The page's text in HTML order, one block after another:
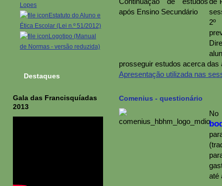
2º
prosseguir estudos acerca das
Apresentação utilizada nas
Comenius - questionário
até
Lopes
Estatuto do Aluno e
Ética Escolar (Lei n.º 51/2012)
Logotipo (Manual
de Normas - versão reduzida)
Destaques
Gala das Francisquíadas
2013